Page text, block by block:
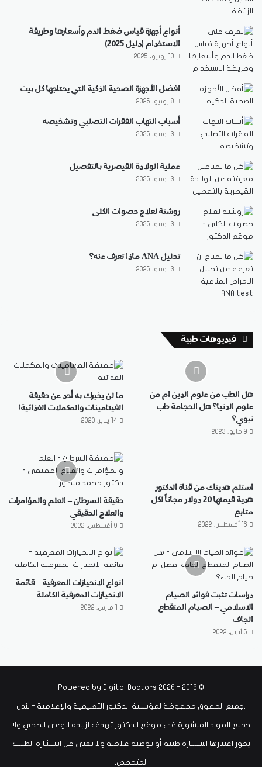
أنواع أجهزة قياس ضغط الدم وأسعارها وطريقة
الاستخدام (دليل 2025)
10 يونيو، 2025
افضل الأجهزة الصحية الذكية التي يحتاجها كل بيت
8 يونيو، 2025
أسباب التهاب الفقرات التصلبي وتشخيصه
3 يونيو، 2025
عملية الولادة القيصرية بالتفصيل
3 يونيو، 2025
روشتة لعلاج حصوات الكلى
3 يونيو، 2025
تحليل ANA ماذا تعرف عنه؟
3 يونيو، 2025
فيديوهات طبية
هل الطب من علوم الدين ام من
علوم الدنيا؟ هل الحجامة طب
نبوي؟
9 مايو، 2023
ما لن يخبرك به أحد عن حقيقة
الفيتامينات والمكملات الغذائية!
14 يناير، 2023
استلم هديتك من قناة الدكتور –
هدية قيمتها 20 دولار مجاناً لكل
متابع
16 أغسطس، 2022
حقيقة السرطان – العلم والمؤامرات
والعلاج الحقيقي
9 أغسطس، 2022
دراسات تثبت فوائد الصيام
الاسلامي – الصيام المتقطع
الجاف
5 أبريل، 2022
انواع الانحيازات المعرفية – قائمة
الانحيازات المعرفية الكاملة
© 2019 - 2026 Powered by
Digital Doctors
.جميع الحقوق محفوظة لمؤسسة الدكتور التعليمية والإعلامية - لندن
جميع المواد المنشورة في موقع الدكتور تهدف لزيادة الوعي الصحي ولا
يجوز اعتبارها استشارة طبية أو توصية علاجية ولا تغني عن استشارة الطبيب
المتخصص.